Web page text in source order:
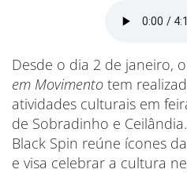
Desde o dia 2 de janeiro,
em Movimento tem
atividades culturais em
de Sobradinho e
Black Spin reúne ícones
e visa celebrar a cultura